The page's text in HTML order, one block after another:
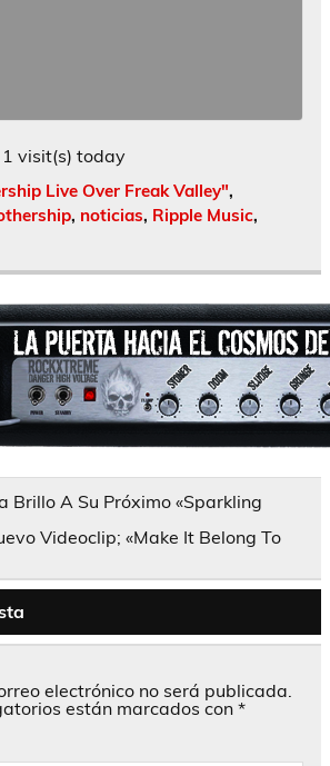
visit(s) today
Live Over Freak Valley",
, noticias, Ripple Music,
Brillo A Su Próximo «Sparkling
Videoclip; «Make It Belong To
electrónico no será publicada.
están marcados con *